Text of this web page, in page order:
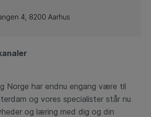
Norge har endnu engang være til
og vores specialister står nu
og læring med dig og din
4, 8200 Aarhus